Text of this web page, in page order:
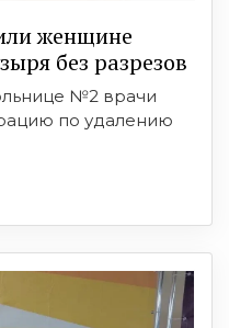
женщине
без разрезов
№2 врачи
по удалению